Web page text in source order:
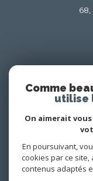
68,
Comme
utilise
On aimerait
En poursuivant,
cookies par ce
contenus adaptés